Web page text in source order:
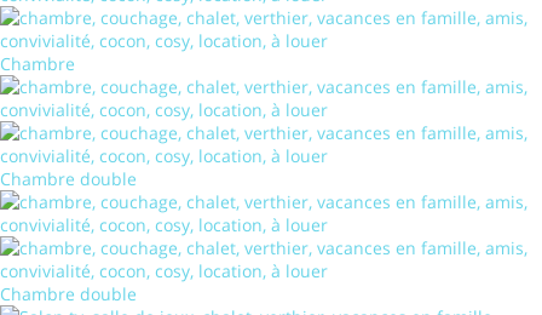
Chambre
Chambre double
Chambre double